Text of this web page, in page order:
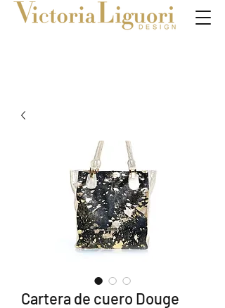
Cartera de cuero Douge